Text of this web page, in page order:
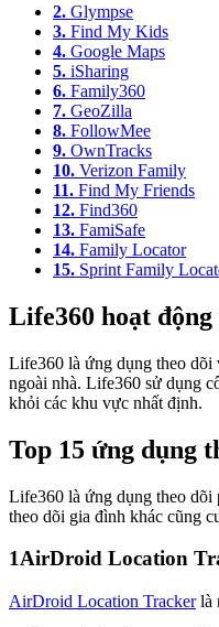
2. Glympse
3. Find My Kids
4. Google Maps
5. iSharing
6. Family360
7. GeoZilla
8. FollowMee
9. OwnTracks
10. Verizon Family
11. Find My Friends
12. Find360
13. FamiSafe
14. Family Locator
15. Sprint Family
Life360 hoạt động
Life360 là ứng dụng theo dõi
ngoài nhà. Life360 sử dụng
khỏi các khu vực nhất định.
Top 15 ứng dụng
Life360 là ứng dụng theo dõi
theo dõi gia đình khác cũng
1AirDroid Location
AirDroid Location Trackerlà